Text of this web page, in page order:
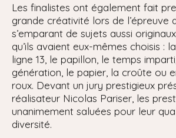
Les finalistes ont également fait
grande créativité lors de l’épreuve
s’emparant de sujets aussi
qu’ils avaient eux-mêmes choisis :
ligne 13, le papillon, le temps
génération, le papier, la croûte ou
roux. Devant un jury prestigieux
réalisateur Nicolas Pariser, les
unanimement saluées pour leur
diversité.